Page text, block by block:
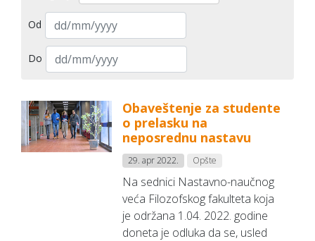
Od
Do
Obaveštenje za studente
o prelasku na
neposrednu nastavu
29. apr 2022. Opšte
Na sednici Nastavno-naučnog
veća Filozofskog fakulteta koja
je održana 1.04. 2022. godine
doneta je odluka da se, usled